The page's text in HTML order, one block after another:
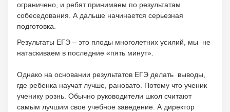
ограничено, и ребят принимаем по результатам
собеседования. А дальше начинается серьезная
подготовка.
Результаты ЕГЭ – это плоды многолетних усилий, мы не
натаскиваем в последние «пять минут».
Однако на основании результатов ЕГЭ делать выводы,
где ребенка научат лучше, рановато. Потому что ученик
ученику рознь. Обычно руководители школ считают
самым лучшим свое учебное заведение. А директор